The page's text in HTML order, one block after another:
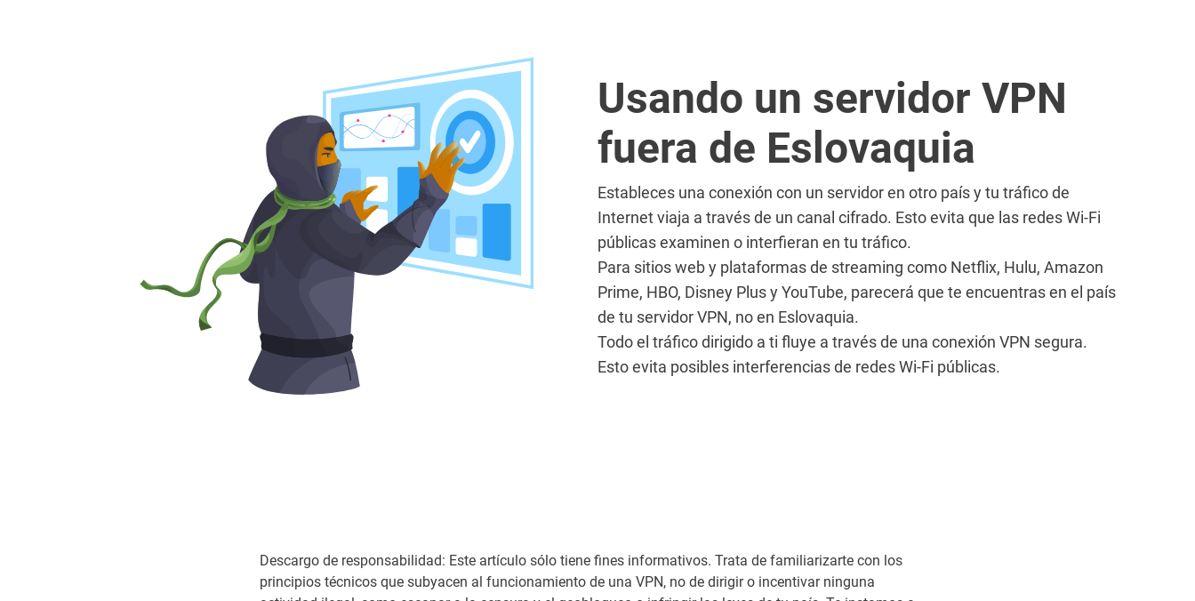
Usando un servidor VPN
fuera de Eslovaquia
Estableces una conexión con un servidor en otro país y tu tráfico de
Internet viaja a través de un canal cifrado. Esto evita que las redes Wi-Fi
públicas examinen o interfieran en tu tráfico.
Para sitios web y plataformas de streaming como Netflix, Hulu, Amazon
Prime, HBO, Disney Plus y YouTube, parecerá que te encuentras en el país
de tu servidor VPN, no en Eslovaquia.
Todo el tráfico dirigido a ti fluye a través de una conexión VPN segura.
Esto evita posibles interferencias de redes Wi-Fi públicas.
Descargo de responsabilidad: Este artículo sólo tiene fines informativos. Trata de familiarizarte con los
principios técnicos que subyacen al funcionamiento de una VPN, no de dirigir o incentivar ninguna